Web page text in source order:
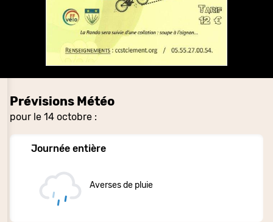
Prévisions Météo
pour le 14 octobre :
Journée entière
Averses de pluie